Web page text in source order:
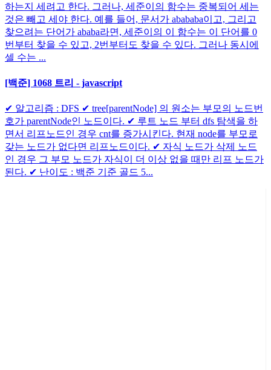
하는지 세려고 한다. 그러나, 세준이의 함수는 중복되어 세는
것은 빼고 세야 한다. 예를 들어, 문서가 abababa이고, 그리고
찾으려는 단어가 ababa라면, 세준이의 이 함수는 이 단어를 0
번부터 찾을 수 있고, 2번부터도 찾을 수 있다. 그러나 동시에
셀 수는 ...
[백준] 1068 트리 - javascript
✔ 알고리즘 : DFS ✔ tree[parentNode] 의 원소는 부모의 노드번
호가 parentNode인 노드이다. ✔ 루트 노드 부터 dfs 탐색을 하
면서 리프노드인 경우 cnt를 증가시킨다. 현재 node를 부모로
갖는 노드가 없다면 리프노드이다. ✔ 자식 노드가 삭제 노드
인 경우 그 부모 노드가 자식이 더 이상 없을 때만 리프 노드가
된다. ✔ 난이도 : 백준 기준 골드 5...